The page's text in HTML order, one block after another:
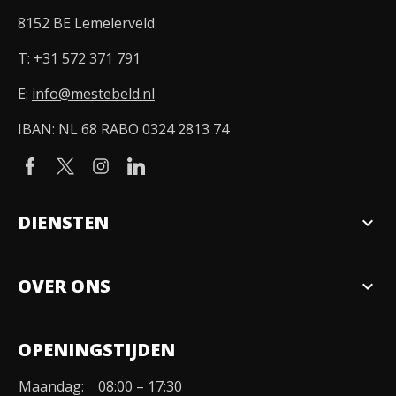
8152 BE Lemelerveld
T: +31 572 371 791
E: info@mestebeld.nl
IBAN: NL 68 RABO 0324 2813 74
DIENSTEN expand_more
OVER ONS expand_more
Organisatie
OPENINGSTIJDEN
Maandag: 08:00 – 17:30